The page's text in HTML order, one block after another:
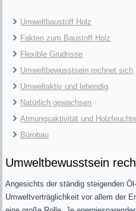
Umweltbaustoff Holz
Fakten zum Baustoff Holz
Flexible Grudrisse
Umweltbewusstsein rechnet sich
Umweltaktiv und lebendig
Natürlich gewachsen
Atmungsaktivität und Holzfeuchte
Bürobau
Umweltbewusstsein
Angesichts der ständig steigenden
Umweltverträglichkeit vor allem der